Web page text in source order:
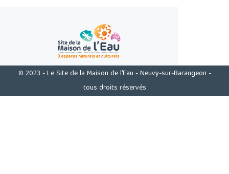
© 2023 - Le Site de la Maison de l'Eau - Neuvy-sur-Barangeon -
tous droits réservés